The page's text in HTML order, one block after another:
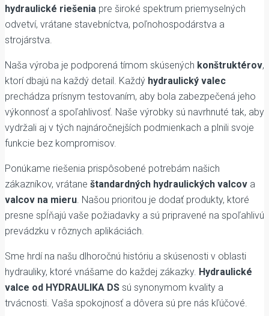
hydraulické riešenia pre široké spektrum priemyselných
odvetví, vrátane stavebníctva, poľnohospodárstva a
strojárstva.
Naša výroba je podporená tímom skúsených konštruktérov,
ktorí dbajú na každý detail. Každý hydraulický valec
prechádza prísnym testovaním, aby bola zabezpečená jeho
výkonnosť a spoľahlivosť. Naše výrobky sú navrhnuté tak, aby
vydržali aj v tých najnáročnejších podmienkach a plnili svoje
funkcie bez kompromisov.
Ponúkame riešenia prispôsobené potrebám našich
zákazníkov, vrátane štandardných hydraulických valcov a
valcov na mieru. Našou prioritou je dodať produkty, ktoré
presne spĺňajú vaše požiadavky a sú pripravené na spoľahlivú
prevádzku v rôznych aplikáciách.
Sme hrdí na našu dlhoročnú históriu a skúsenosti v oblasti
hydrauliky, ktoré vnášame do každej zákazky. Hydraulické
valce od HYDRAULIKA DS sú synonymom kvality a
trvácnosti. Vaša spokojnosť a dôvera sú pre nás kľúčové.